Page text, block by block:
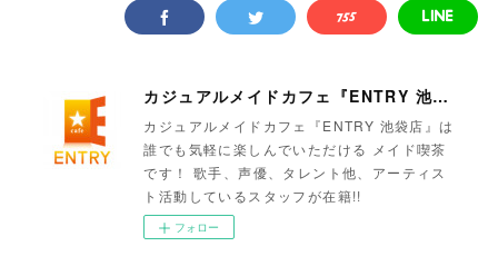
カジュアルメイドカフェ『ENTRY 池袋店』
カジュアルメイドカフェ『ENTRY 池袋店』は
誰でも気軽に楽しんでいただける メイド喫茶
です！ 歌手、声優、タレント他、アーティス
ト活動しているスタッフが在籍!!
フォロー